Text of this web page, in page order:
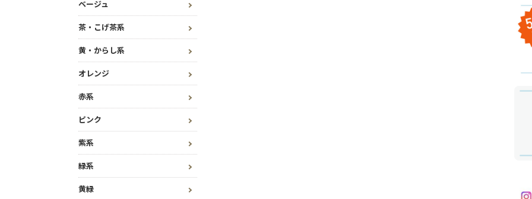
ベージュ
茶・こげ茶系
黄・からし系
オレンジ
赤系
ピンク
紫系
緑系
黄緑